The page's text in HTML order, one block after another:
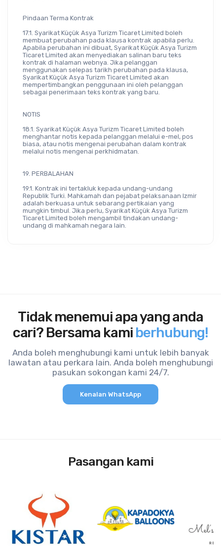
Pindaan Terma Kontrak
17.1. Syarikat Küçük Asya Turizm Ticaret Limited boleh
membuat perubahan pada klausa kontrak apabila perlu.
Apabila perubahan ini dibuat, Syarikat Küçük Asya Turizm
Ticaret Limited akan menyediakan salinan baru teks
kontrak di halaman webnya. Jika pelanggan
menggunakan selepas tarikh perubahan pada klausa,
Syarikat Küçük Asya Turizm Ticaret Limited akan
mempertimbangkan penggunaan ini oleh pelanggan
sebagai penerimaan teks kontrak yang baru.
NOTIS
18.1. Syarikat Küçük Asya Turizm Ticaret Limited boleh
menghantar notis kepada pelanggan melalui e-mel, pos
biasa, atau notis mengenai perubahan dalam kontrak
melalui notis mengenai perkhidmatan.
19. PERBALAHAN
19.1. Kontrak ini tertakluk kepada undang-undang
Republik Turki. Mahkamah dan pejabat pelaksanaan Izmir
adalah berkuasa untuk sebarang pertikaian yang
mungkin timbul. Jika perlu, Syarikat Küçük Asya Turizm
Ticaret Limited boleh mengambil tindakan undang-
undang di mahkamah negara lain.
Tidak menemui apa yang anda
cari? Bersama kami berhubung!
Anda boleh menghubungi kami untuk lebih banyak
lawatan atau perkara lain. Anda boleh menghubungi
pasukan sokongan kami 24/7.
Kenalan WhatsApp
Pasangan kami